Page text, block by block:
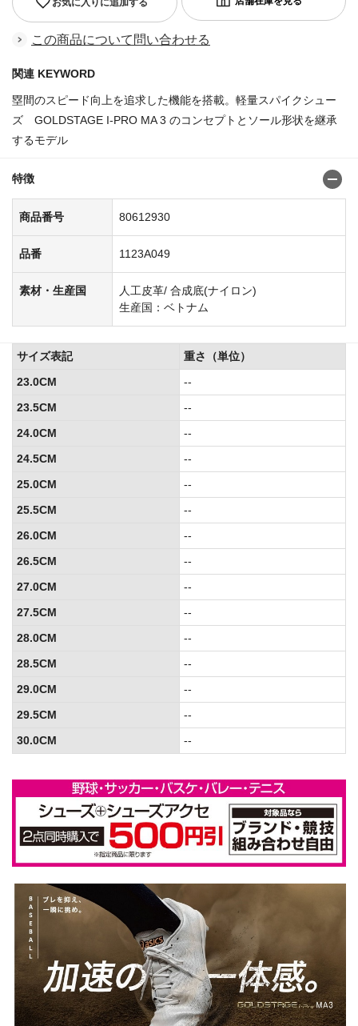
この商品について問い合わせる
関連 KEYWORD
塁間のスピード向上を追求した機能を搭載。軽量スパイクシュー
ズ GOLDSTAGE I-PRO MA 3 のコンセプトとソール形状を継承
するモデル
特徴
商品番号 80612930
品番 1123A049
素材・生産国
人工皮革/ 合成底(ナイロン)
生産国：ベトナム
サイズ表記
重さ（単位）
23.0CM
--
23.5CM
--
24.0CM
--
24.5CM
--
25.0CM
--
25.5CM
--
26.0CM
--
26.5CM
--
27.0CM
--
27.5CM
--
28.0CM
--
28.5CM
--
29.0CM
--
29.5CM
--
30.0CM
--